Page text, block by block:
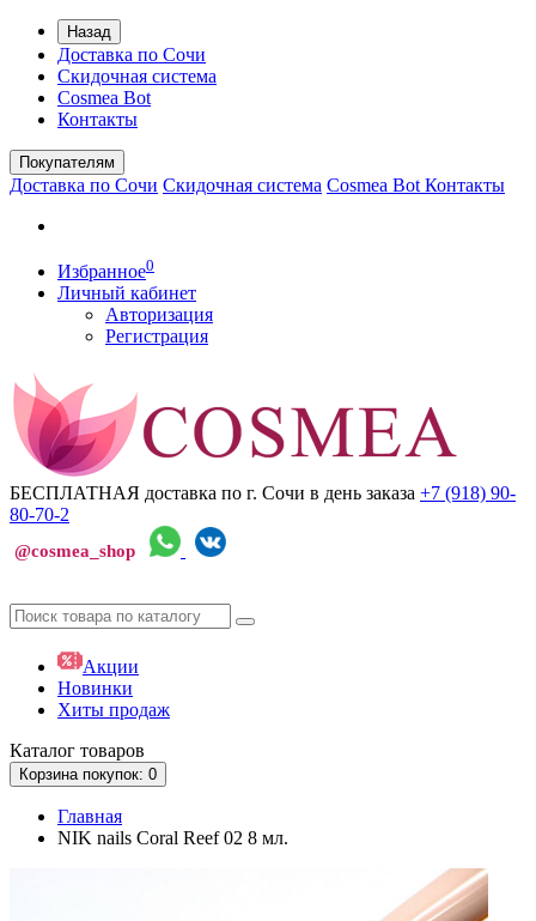
Назад
Доставка по Сочи
Скидочная система
Cosmea Bot
Контакты
Покупателям
Доставка по Сочи Скидочная система Cosmea Bot Контакты
Избранное0
Личный кабинет
Авторизация
Регистрация
БЕСПЛАТНАЯ доставка по г. Сочи в день заказа +7 (918) 90-
80-70-2
@cosmea_shop
Акции
Новинки
Хиты продаж
Каталог товаров
Корзинапокупок: 0
Главная
NIK nails Coral Reef 02 8 мл.